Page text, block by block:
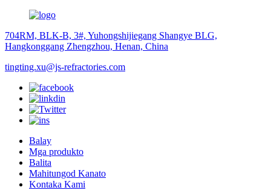
704RM, BLK-B, 3#, Yuhongshijiegang Shangye BLG,
Hangkonggang Zhengzhou, Henan, China
tingting.xu@js-refractories.com
Balay
Mga produkto
Balita
Mahitungod Kanato
Kontaka Kami